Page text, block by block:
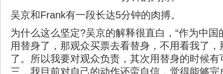
吴京和Frank有一段长达5分钟的肉搏。
为什么这么坚定?吴京的解释很直白，“作为中国
用替身了，那观众买票去看替身，不用看我了，
了。所以我要对观众负责，其次用替身的时候有
三，我目前对自己的动作还蛮自信，觉得能够完